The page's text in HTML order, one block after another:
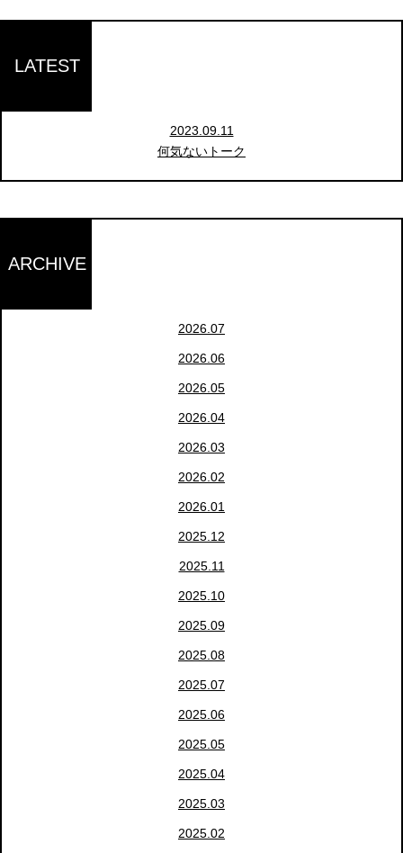
LATEST
2023.09.11
何気ないトーク
ARCHIVE
2026.07
2026.06
2026.05
2026.04
2026.03
2026.02
2026.01
2025.12
2025.11
2025.10
2025.09
2025.08
2025.07
2025.06
2025.05
2025.04
2025.03
2025.02